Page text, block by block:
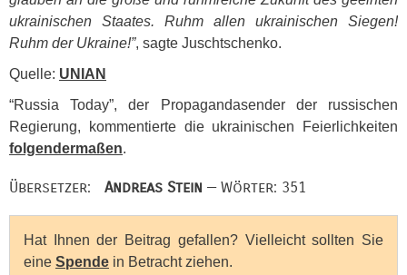
ukrainischen Staates. Ruhm allen ukrainischen Siegen!
Ruhm der Ukraine!”, sagte Juschtschenko.
Quelle: UNIAN
“Russia Today”, der Propagandasender der russischen
Regierung, kommentierte die ukrainischen Feierlichkeiten
folgendermaßen.
Übersetzer: Andreas Stein — Wörter: 351
Hat Ihnen der Beitrag gefallen? Vielleicht sollten Sie
eine Spende in Betracht ziehen.